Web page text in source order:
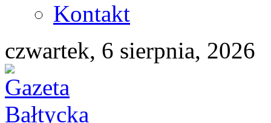
Kontakt
czwartek, 6 sierpnia, 2026